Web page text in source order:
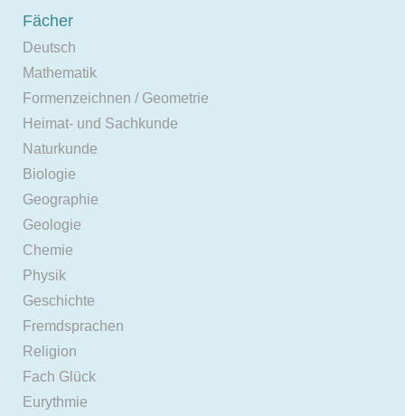
Fächer
Deutsch
Mathematik
Formenzeichnen / Geometrie
Heimat- und Sachkunde
Naturkunde
Biologie
Geographie
Geologie
Chemie
Physik
Geschichte
Fremdsprachen
Religion
Fach Glück
Eurythmie